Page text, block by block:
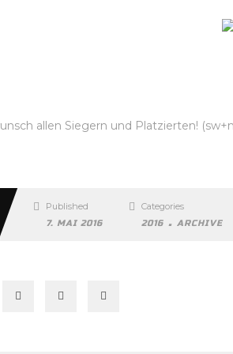
allen Siegern und Platzierten!
Published
7. MAI 2016
Categories
2016 . ARCHIVE